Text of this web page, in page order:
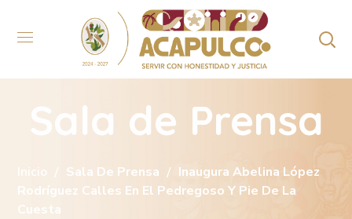
Sala de Prensa
Inicio Sala De Prensa
Inaugura Abelina López
Rodríguez Calles En El Pedregoso Y Pie De La
Cuesta